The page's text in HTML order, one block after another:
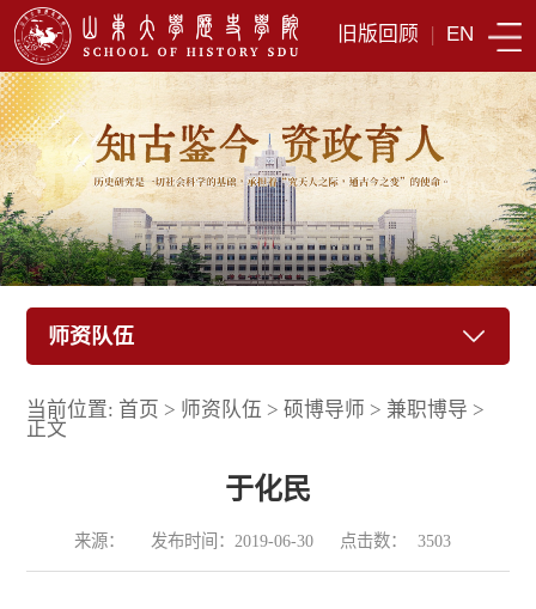
旧版回顾 | EN
师资队伍
当前位置: 首页 > 师资队伍 >硕博导师 > 兼职博导 >
正文
于化民
来源： 发布时间：2019-06-30 点击数： 3503